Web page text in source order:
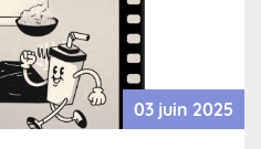
03 juin 2025